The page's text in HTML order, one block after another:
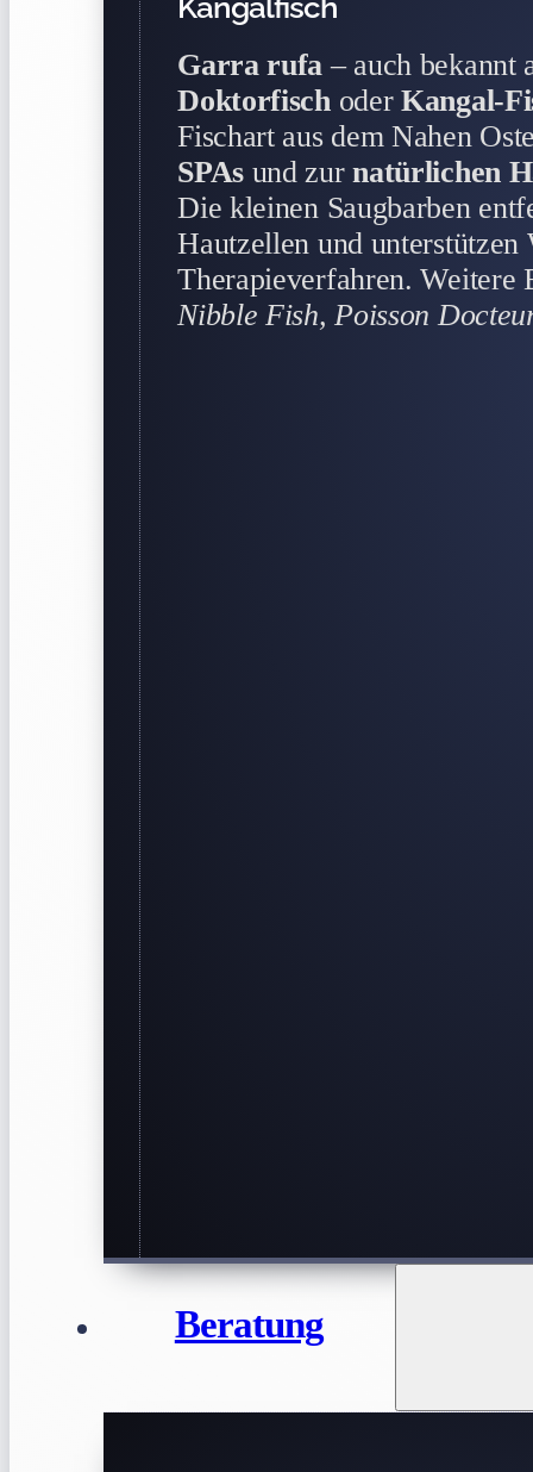
Garra rufa – auch bekannt
DoktorfischoderKangal-
Fischart aus dem Nahen
SPAsund zurnatürlichen
Die kleinen Saugbarben
Hautzellen und unterstützen
Therapieverfahren. Weitere
Nibble Fish, Poisson
Beratung